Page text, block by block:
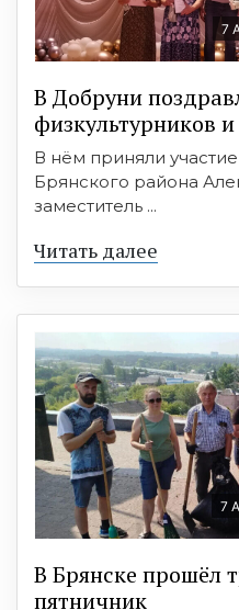
7
В Добруни
физкультурников
В нём приняли
Брянского района
заместитель ...
Читать далее
7
В Брянске прошёл
пятничник